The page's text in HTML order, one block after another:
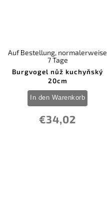
Burgvogel nůž kuchyňský
20cm
Auf Bestellung, normalerweise
7 Tage
€34,02
In den Warenkorb